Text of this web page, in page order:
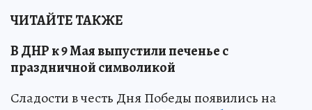
ЧИТАЙТЕ ТАКЖЕ
В ДНР к 9 Мая выпустили печенье с
праздничной символикой
Сладости в честь Дня Победы появились на